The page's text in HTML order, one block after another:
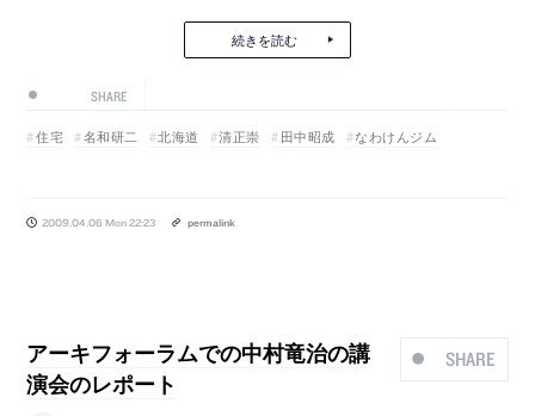
続きを読む
SHARE
住宅 名和研二 北海道 清正崇 田中昭成 なわけんジム
2009.04.06 Mon 22:23 permalink
SHARE
アーキフォーラムでの中村竜治の講
演会のレポート